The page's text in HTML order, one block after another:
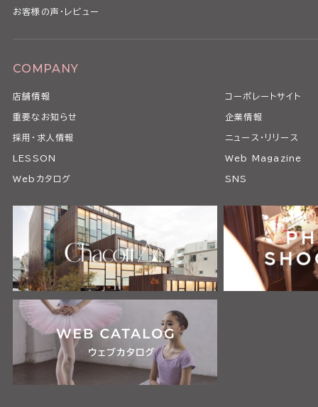
お客様の声・レビュー
COMPANY
店舗情報 コーポレートサイト
重要なお知らせ 企業情報
採用・求人情報 ニュース・リリース
LESSON Web Magazine
Webカタログ SNS